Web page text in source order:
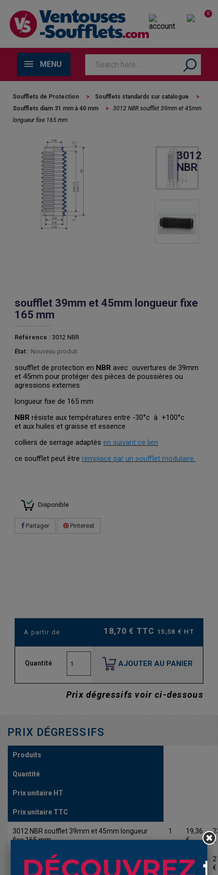
0
MENU
Soufflets de Protection > Soufflets standards sur catalogue
>
Soufflets diam 31 mm à 40 mm
>
3012 NBR soufflet 39mm et 45mm
longueur fixe 165 mm
3012
NBR
soufflet 39mm et 45mm longueur fixe
165 mm
Référence : 3012 NBR
État : Nouveau produit
soufflet de protection en NBR avec ouvertures de 39mm
et 45mm pour protéger des pièces de poussières ou
agressions externes
longueur fixe de 165 mm
NBR résiste aux températures entre -30°c à +100°c
et aux huiles et graisse et essence
colliers de serrage adaptés en suivant ce lien
ce soufflet peut être remplacé par un soufflet modulaire
Disponible
Partager Pinterest
A partir de 18,70 € TTC 15,58 € HT
Quantité AJOUTER AU PANIER
Prix dégressifs voir ci-dessous
PRIX DÉGRESSIFS
Produits
Quantité
Prix unitaire HT
Prix unitaire TTC
3012 NBR soufflet 39mm et 45mm longueur
fixe 165 mm
1
19,36
€
€
3012 NBR soufflet 39mm et 45mm longueur
fixe 165 mm
10
17,53
€
€